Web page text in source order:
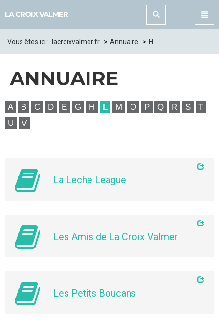
LA CROIX VALMER
Vous êtes ici : lacroixvalmer.fr Annuaire H
ANNUAIRE
A B C D E G H L M O P Q R S
T
U
V
La Leche League
Les Amis de La Croix Valmer
Les Petits Boucans